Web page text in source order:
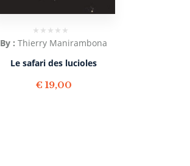
By : Thierry Manirambona
Le safari des lucioles
€ 19,00